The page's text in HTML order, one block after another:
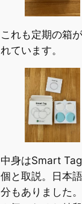
これも定期の箱
れています。
中身はSmart Tag
個と取説。日本
分もありました